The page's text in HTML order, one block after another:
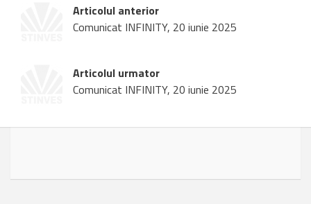
Articolul anterior
Comunicat INFINITY, 20 iunie 2025
Articolul urmator
Comunicat INFINITY, 20 iunie 2025